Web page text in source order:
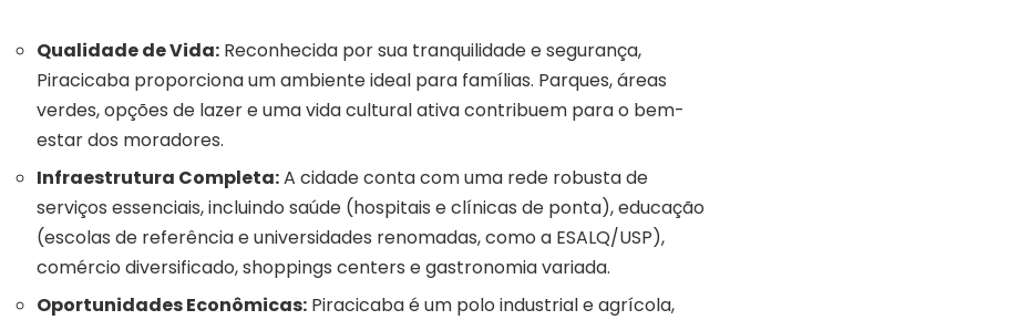
Qualidade de Vida: Reconhecida por sua tranquilidade e segurança,
Piracicaba proporciona um ambiente ideal para famílias. Parques, áreas
verdes, opções de lazer e uma vida cultural ativa contribuem para o bem-
estar dos moradores.
Infraestrutura Completa:A cidade conta com uma rede robusta de
serviços essenciais, incluindo saúde (hospitais e clínicas de ponta), educação
(escolas de referência e universidades renomadas, como a ESALQ/USP),
comércio diversificado, shoppings centers e gastronomia variada.
Oportunidades Econômicas: Piracicaba é um polo industrial e agrícola,